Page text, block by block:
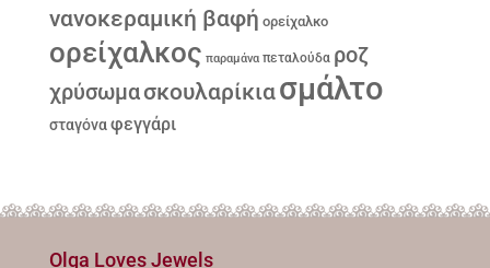
νανοκεραμική βαφή ορείχαλκο
ορείχαλκος παραμάνα πεταλούδα ροζ
χρύσωμασκουλαρίκιασμάλτο
σταγόνα φεγγάρι
Olga Loves Jewels